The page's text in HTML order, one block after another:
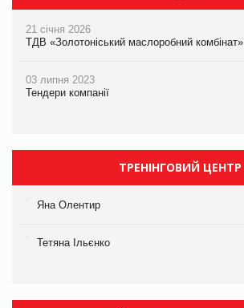
21 січня 2026
ТДВ «Золотоніський маслоробний комбінат»
03 липня 2023
Тендери компанії
ТРЕНІНГОВИЙ ЦЕНТР
Яна Олентир
Тетяна Ільєнко